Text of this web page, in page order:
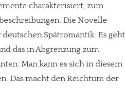
charakterisiert, zum
Die Novelle
Spätromantik: Es geht
das in Abgrenzung zum
Man kann es sich in diesem
Das macht den Reichtum der